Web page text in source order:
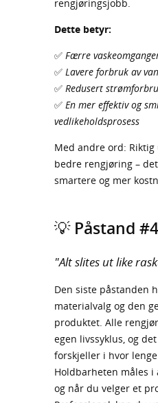
rengjøringsjobb.
Dette betyr:
✅ Færre
✅ Lavere forbruk av
✅ Redusert
✅ En mer effektiv og
vedlikeholdsprosess
Med andre ord:
bedre rengjøring –
smartere og mer
💡 Påstand
"Alt slites ut like
Den siste påstanden
materialvalg og den
produktet. Alle
egen livssyklus, og
forskjeller i hvor lenge
Holdbarheten måles i
og når du velger et